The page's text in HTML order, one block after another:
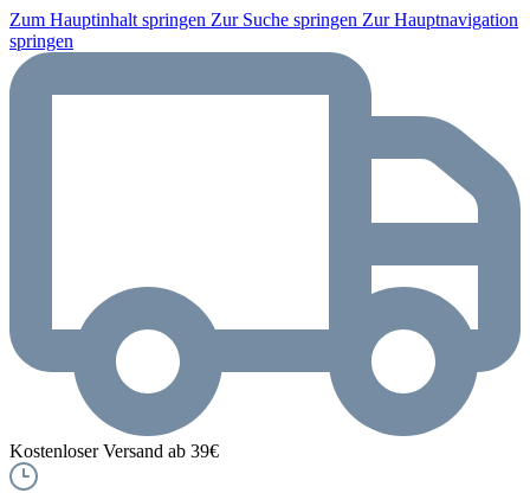
Zum Hauptinhalt springen Zur Suche springen Zur Hauptnavigation
springen
Kostenloser Versand ab 39€